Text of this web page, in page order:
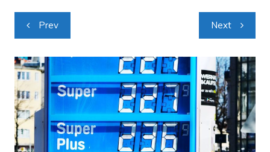
Navigacija
objava
Prev Next